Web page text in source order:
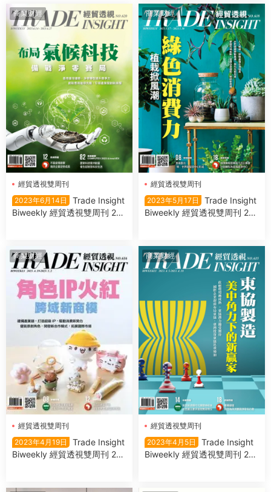
商業财經
經貿透視雙周刊
2023年6月14日
Trade Insight
Biweekly 經貿透視雙周刊 202
商業财經
經貿透視雙周刊
2023年5月17日
Trade Insight
Biweekly 經貿透視雙周刊 202
商業财經
經貿透視雙周刊
2023年4月19日
Trade Insight
Biweekly 經貿透視雙周刊 202
商業财經
經貿透視雙周刊
2023年4月5日
Trade Insight
Biweekly 經貿透視雙周刊 202